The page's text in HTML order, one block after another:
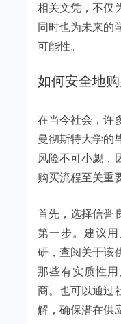
相关文凭，不仅
同时也为未来的
可能性。
如何安全地
在当今社会，许
曼彻斯特大学的
风险不可小觑，
购买流程至关重
首先，选择信誉
第一步。建议
研，查阅关于该
那些有实质性
商。也可以通过
解，确保潜在供